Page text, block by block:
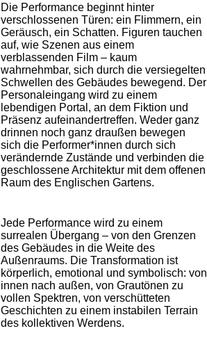
Die Performance beginnt hinter
verschlossenen Türen: ein Flimmern, ein
Geräusch, ein Schatten. Figuren tauchen
auf, wie Szenen aus einem
verblassenden Film – kaum
wahrnehmbar, sich durch die versiegelten
Schwellen des Gebäudes bewegend. Der
Personaleingang wird zu einem
lebendigen Portal, an dem Fiktion und
Präsenz aufeinandertreffen. Weder ganz
drinnen noch ganz draußen bewegen
sich die Performer*innen durch sich
verändernde Zustände und verbinden die
geschlossene Architektur mit dem offenen
Raum des Englischen Gartens.
Jede Performance wird zu einem
surrealen Übergang – von den Grenzen
des Gebäudes in die Weite des
Außenraums. Die Transformation ist
körperlich, emotional und symbolisch: von
innen nach außen, von Grautönen zu
vollen Spektren, von verschütteten
Geschichten zu einem instabilen Terrain
des kollektiven Werdens.